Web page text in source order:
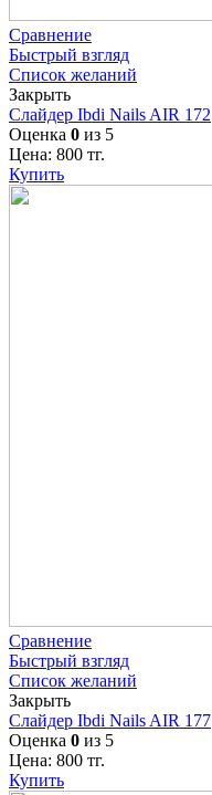
Сравнение
Быстрый взгляд
Список желаний
Закрыть
Слайдер Ibdi Nails AIR 172
Оценка 0 из 5
Цена: 800 тг.
Купить
Сравнение
Быстрый взгляд
Список желаний
Закрыть
Слайдер Ibdi Nails AIR 177
Оценка 0 из 5
Цена: 800 тг.
Купить